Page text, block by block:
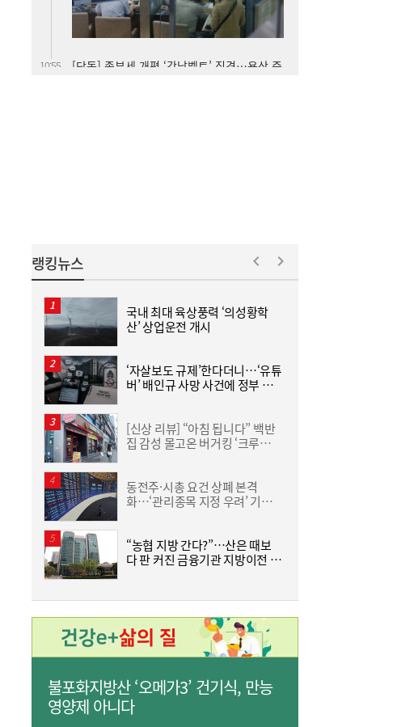
09:55
[특징주] 포스코퓨처엠, LFP 양극재 공급 기
대감…강세
09:54
네이버, 2분기 매출 3조 3888억원…전년比
랭킹뉴스
국내 최대 육상풍력 ‘의성황학
산’ 상업운전 개시
‘자살보도 규제’한다더니…‘유튜
버’ 배인규 사망 사건에 정부 대
[신상 리뷰] “아침 됩니다” 백반
집 감성 몰고온 버거킹 ‘크루아상
동전주·시총 요건 상폐 본격
화…‘관리종목 지정 우려’ 기업
“농협 지방 간다?”…산은 때보
다 판 커진 금융기관 지방이전 논
불포화지방산 ‘오메가3’ 건기식, 만능
영양제 아니다